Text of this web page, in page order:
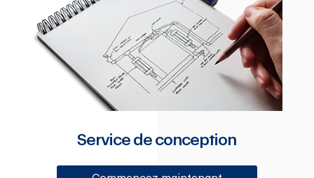
Service de conception